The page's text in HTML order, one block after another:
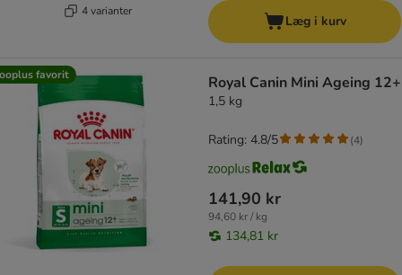
4 varianter
Læg i kurv
favorit Royal Canin Mini Ageing 12+
1,5 kg
141,90 kr
94,60 kr / kg
134,81 kr
Rating: 4.8/5 (4)